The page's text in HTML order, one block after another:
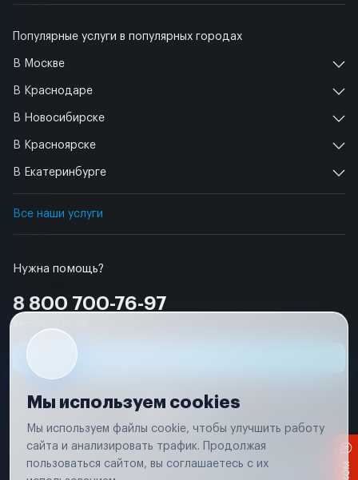
Нужна помощь?
8 800 700-76-97
Популярные услуги в популярных городах
В Москве
В Краснодаре
В Новосибирске
В Красноярске
В Екатеринбурге
Все наши услуги
Условия использования
Вся информация, представленная на сайте, носит исключительно
Мы используем cookies
Мы используем файлы cookie, чтобы улучшить работу
сайта и анализировать трафик. Продолжая
пользоваться сайтом, вы соглашаетесь с их